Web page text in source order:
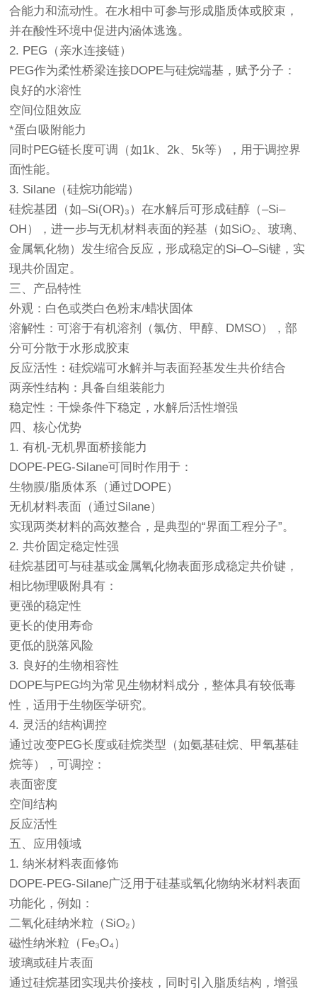
合能力和流动性。在水相中可参与形成脂质体或胶束，
并在酸性环境中促进内涵体逃逸。
2. PEG（亲水连接链）
PEG作为柔性桥梁连接DOPE与硅烷端基，赋予分子：
良好的水溶性
空间位阻效应
*蛋白吸附能力
同时PEG链长度可调（如1k、2k、5k等），用于调控界
面性能。
3. Silane（硅烷功能端）
硅烷基团（如–Si(OR)₃）在水解后可形成硅醇（–Si–
OH），进一步与无机材料表面的羟基（如SiO₂、玻璃、
金属氧化物）发生缩合反应，形成稳定的Si–O–Si键，实
现共价固定。
三、产品特性
外观：白色或类白色粉末/蜡状固体
溶解性：可溶于有机溶剂（氯仿、甲醇、DMSO），部
分可分散于水形成胶束
反应活性：硅烷端可水解并与表面羟基发生共价结合
两亲性结构：具备自组装能力
稳定性：干燥条件下稳定，水解后活性增强
四、核心优势
1. 有机-无机界面桥接能力
DOPE-PEG-Silane可同时作用于：
生物膜/脂质体系（通过DOPE）
无机材料表面（通过Silane）
实现两类材料的高效整合，是典型的“界面工程分子”。
2. 共价固定稳定性强
硅烷基团可与硅基或金属氧化物表面形成稳定共价键，
相比物理吸附具有：
更强的稳定性
更长的使用寿命
更低的脱落风险
3. 良好的生物相容性
DOPE与PEG均为常见生物材料成分，整体具有较低毒
性，适用于生物医学研究。
4. 灵活的结构调控
通过改变PEG长度或硅烷类型（如氨基硅烷、甲氧基硅
烷等），可调控：
表面密度
空间结构
反应活性
五、应用领域
1. 纳米材料表面修饰
DOPE-PEG-Silane广泛用于硅基或氧化物纳米材料表面
功能化，例如：
二氧化硅纳米粒（SiO₂）
磁性纳米粒（Fe₃O₄）
玻璃或硅片表面
通过硅烷基团实现共价接枝，同时引入脂质结构，增强